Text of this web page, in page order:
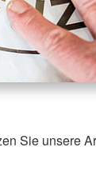
Sie unsere